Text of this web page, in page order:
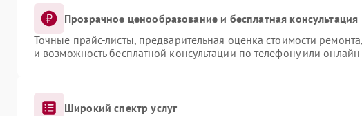
Прозрачное ценообразование и бесплатная консультация
Точные прайс-листы, предварительная оценка стоимости
и возможность бесплатной консультации по телефону или онлайн
Широкий спектр услуг